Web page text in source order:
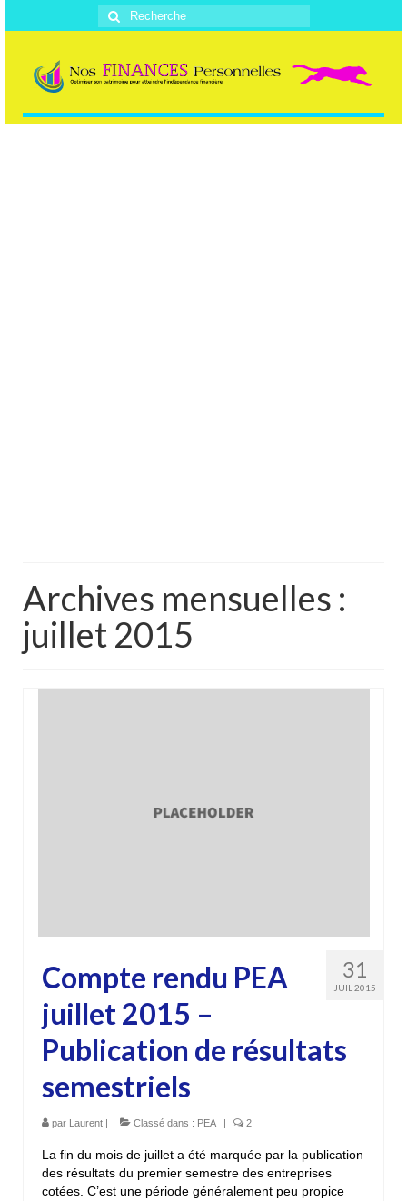
Rechercher
:
Archives mensuelles :
juillet 2015
31
JUIL 2015
Compte rendu PEA
juillet 2015 –
Publication de résultats
semestriels
par Laurent Classé dans : PEA 2
La fin du mois de juillet a été marquée par la publication
des résultats du premier semestre des entreprises
cotées. C’est une période généralement peu propice